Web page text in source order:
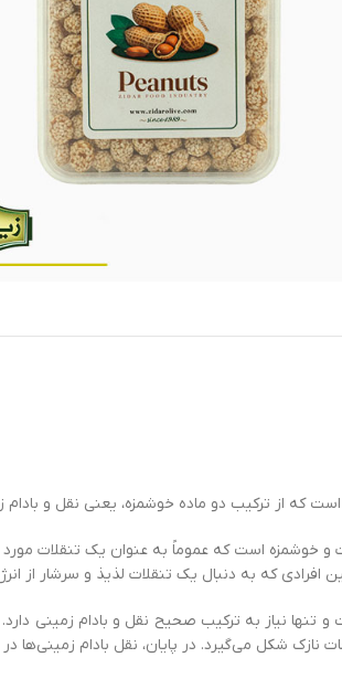
از ترکیب دو ماده خوشمزه، یعنی نقل و بادام
خوشمزه است که عموماً به عنوان یک تنقلات
که به دنبال یک تنقلات لذیذ و سرشار از
تنها نیاز به ترکیب صحیح نقل‌ و بادام‌ زمینی دارد.
نازک شکل می‌گیرد. در پایان، نقل‌ بادام